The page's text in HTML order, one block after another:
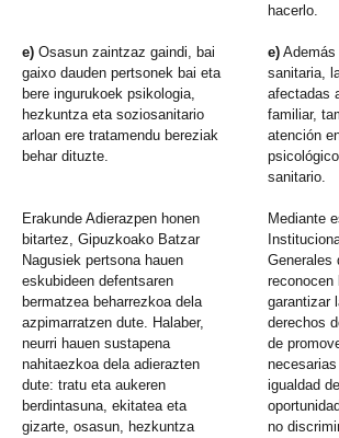
hacerlo.
e) Osasun zaintzaz gaindi, bai
gaixo dauden pertsonek bai eta
bere ingurukoek psikologia,
hezkuntza eta soziosanitario
arloan ere tratamendu bereziak
behar dituzte.
e)
sanitaria,
afectadas
familiar,
atención
sanitario.
Erakunde Adierazpen honen
bitartez, Gipuzkoako Batzar
Nagusiek pertsona hauen
eskubideen defentsaren
bermatzea beharrezkoa dela
azpimarratzen dute. Halaber,
neurri hauen sustapena
nahitaezkoa dela adierazten
dute: tratu eta aukeren
berdintasuna, ekitatea eta
gizarte, osasun, hezkuntza
Mediante
Generales
reconocen
garantizar
derechos
de
igualdad
no